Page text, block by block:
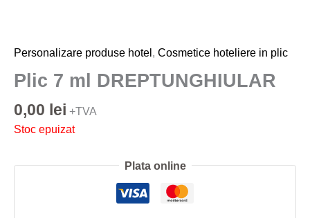
Personalizare produse hotel , Cosmetice hoteliere in plic
Plic 7 ml DREPTUNGHIULAR
0,00 lei +TVA
Stoc epuizat
Plata online